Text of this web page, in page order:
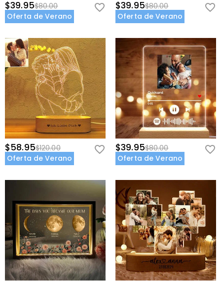
$39.95$80.00
Oferta de Verano
$39.95$80.00
Oferta de Verano
$58.95$120.00
Oferta de Verano
$39.95$80.00
Oferta de Verano